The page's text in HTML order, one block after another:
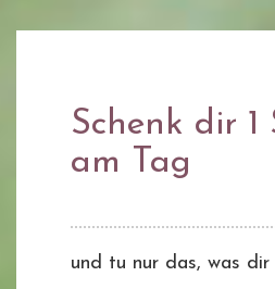
Schenk dir 1
am Tag
und tu nur das, was